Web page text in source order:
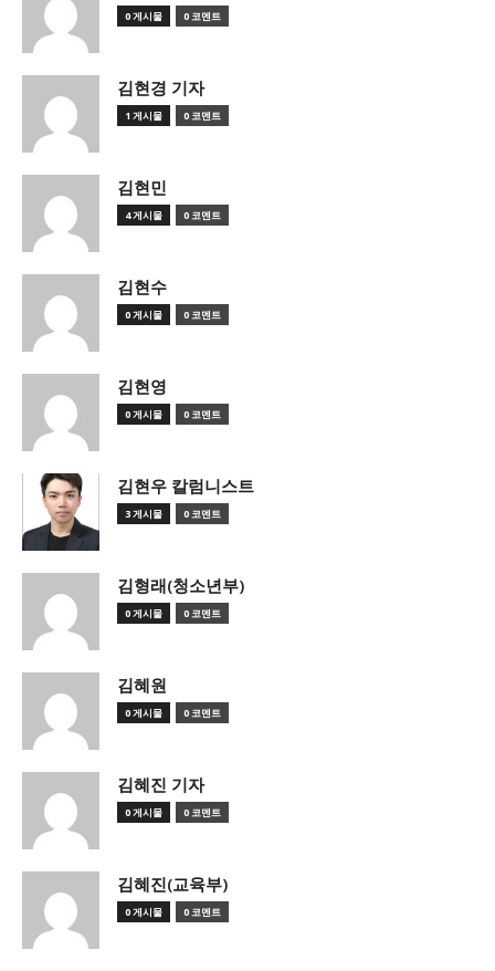
0 게시물 0 코멘트
김현경 기자
1 게시물 0 코멘트
김현민
4 게시물 0 코멘트
김현수
0 게시물 0 코멘트
김현영
0 게시물 0 코멘트
김현우 칼럼니스트
3 게시물 0 코멘트
김형래(청소년부)
0 게시물 0 코멘트
김혜원
0 게시물 0 코멘트
김혜진 기자
0 게시물 0 코멘트
김혜진(교육부)
0 게시물 0 코멘트